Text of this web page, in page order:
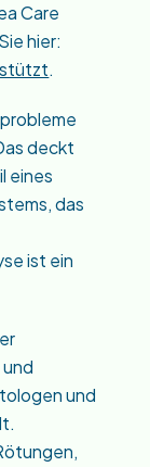
Care
hier:
.
deckt
eines
das
ist ein
und